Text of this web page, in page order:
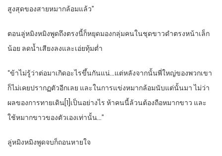
สูงสุดของสายหมากล้อมแล้ว”
ตอนลู่หมิงหมิงพูดถึงตรงนี้ก็หยุดมองกลุ่มคนในชุดขาวดำตรงหน้าเล็ก
น้อย ลดน้ำเสียงลงและเอ่ยทุ้มต่ำ
“ข้าไม่รู้ว่าต่อมาเกิดอะไรขึ้นกันแน่…แต่หลังจากนั้นพี่ใหญ่ของพวกเขา
ก็ไม่เคยปรากฏตัวอีกเลย และในการแข่งหมากล้อมนับแต่นั้นมา ไม่ว่า
ผลของการทายเดิน[1]เป็นอย่างไร ห้าคนนี้ล้วนต้องถือหมากขาว และ
ใช้หมากขาวของตัวเองเท่านั้น…”
ลู่หมิงหมิงพูดจบก็ถอนหายใจ